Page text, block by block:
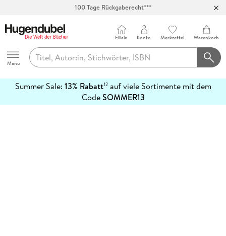
100 Tage Rückgaberecht***
Hugendubel
Menu
Filiale Konto Merkzettel Warenkorb
Summer Sale: 13% Rabatt12auf viele Sortimente mit dem
CodeSOMMER13
erfahren